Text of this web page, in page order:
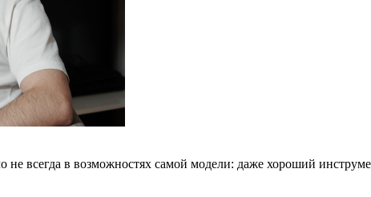
всегда в возможностях самой модели: даже хороший